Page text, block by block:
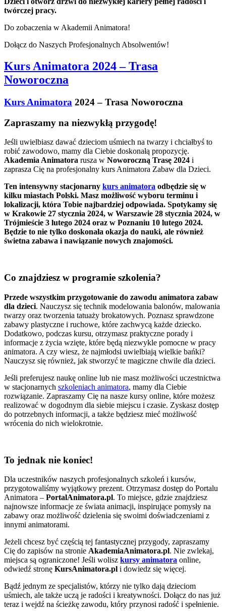
twórczej pracy.
Do zobaczenia w Akademii Animatora!
Dołącz do Naszych Profesjonalnych Absolwentów!
Kurs Animatora 2024 – Trasa
Noworoczna
Kurs Animatora 2024 – Trasa Noworoczna
Zapraszamy na niezwykłą przygodę!
Jeśli uwielbiasz dawać dzieciom uśmiech na twarzy i chciałbyś to
robić zawodowo, mamy dla Ciebie doskonałą propozycję.
Akademia Animatora rusza w Noworoczną Trasę 2024 i
zaprasza Cię na profesjonalny kurs Animatora Zabaw dla Dzieci.
Ten intensywny stacjonarny kurs animatora odbędzie się w
kilku miastach Polski. Masz możliwość wyboru terminu i
lokalizacji, która Tobie najbardziej odpowiada. Spotykamy się
w Krakowie 27 stycznia 2024, w Warszawie 28 stycznia 2024, w
Trójmieście 3 lutego 2024 oraz w Poznaniu 10 lutego 2024.
Będzie to nie tylko doskonała okazja do nauki, ale również
świetna zabawa i nawiązanie nowych znajomości.
Co znajdziesz w programie szkolenia?
Przede wszystkim przygotowanie do zawodu animatora zabaw
dla dzieci. Nauczysz się technik modelowania balonów, malowania
twarzy oraz tworzenia tatuaży brokatowych. Poznasz sprawdzone
zabawy plastyczne i ruchowe, które zachwycą każde dziecko.
Dodatkowo, podczas kursu, otrzymasz praktyczne porady i
informacje z życia wzięte, które będą niezwykle pomocne w pracy
animatora. A czy wiesz, że najmłodsi uwielbiają wielkie bańki?
Nauczysz się również, jak stworzyć te magiczne chwile dla dzieci.
Jeśli preferujesz naukę online lub nie masz możliwości uczestnictwa
w stacjonarnych szkoleniach animatora, mamy dla Ciebie
rozwiązanie. Zapraszamy Cię na nasze kursy online, które możesz
realizować w dogodnym dla siebie miejscu i czasie. Zyskasz dostęp
do potrzebnych informacji, a także będziesz mieć możliwość
wrócenia do nich wielokrotnie.
To jednak nie koniec!
Dla uczestników naszych profesjonalnych szkoleń i kursów,
przygotowaliśmy wyjątkowy prezent. Otrzymasz dostęp do Portalu
Animatora – PortalAnimatora.pl. To miejsce, gdzie znajdziesz
najnowsze informacje ze świata animacji, inspirujące pomysły na
zabawy oraz możliwość dzielenia się swoimi doświadczeniami z
innymi animatorami.
Jeżeli chcesz być częścią tej fantastycznej przygody, zapraszamy
Cię do zapisów na stronie AkademiaAnimatora.pl. Nie zwlekaj,
miejsca są ograniczone! Jeśli wolisz kursy animatora online,
odwiedź stronę KursAnimatora.pl i dowiedz się więcej.
Bądź jednym ze specjalistów, którzy nie tylko dają dzieciom
uśmiech, ale także uczą je radości i kreatywności. Dołącz do nas już
teraz i wejdź na ścieżkę zawodu, który przynosi radość i spełnienie.